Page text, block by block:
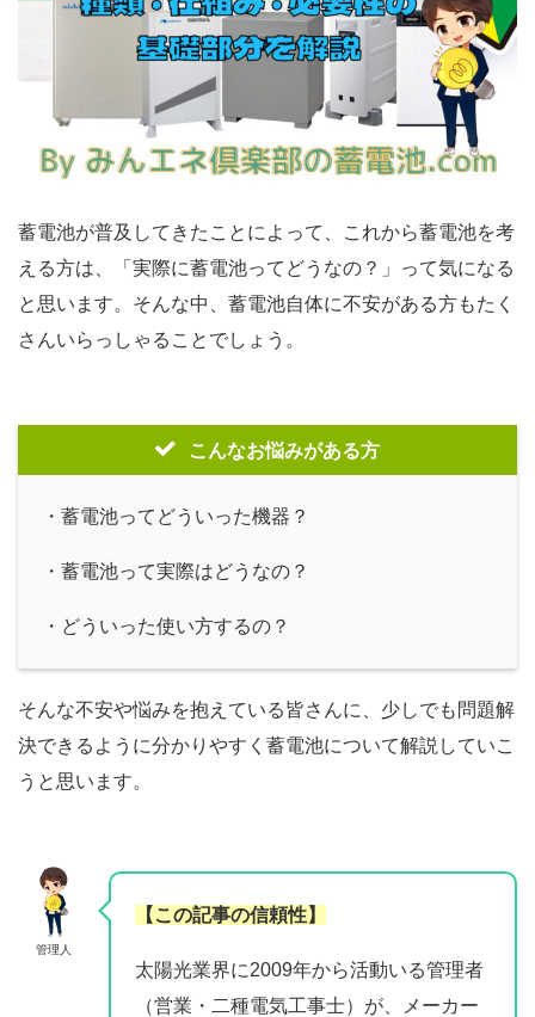
蓄電池が普及してきたことによって、これから蓄電池を考
える方は、「実際に蓄電池ってどうなの？」って気になる
と思います。そんな中、蓄電池自体に不安がある方もたく
さんいらっしゃることでしょう。
こんなお悩みがある方
・蓄電池ってどういった機器？
・蓄電池って実際はどうなの？
・どういった使い方するの？
そんな不安や悩みを抱えている皆さんに、少しでも問題解
決できるように分かりやすく蓄電池について解説していこ
うと思います。
管理人
【この記事の信頼性】
太陽光業界に2009年から活動いる管理者
（営業・二種電気工事士）が、メーカー